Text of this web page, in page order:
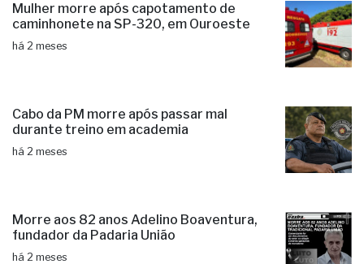
Mulher morre após capotamento de
caminhonete na SP-320, em Ouroeste
há 2 meses
Cabo da PM morre após passar mal
durante treino em academia
há 2 meses
Morre aos 82 anos Adelino Boaventura,
fundador da Padaria União
há 2 meses